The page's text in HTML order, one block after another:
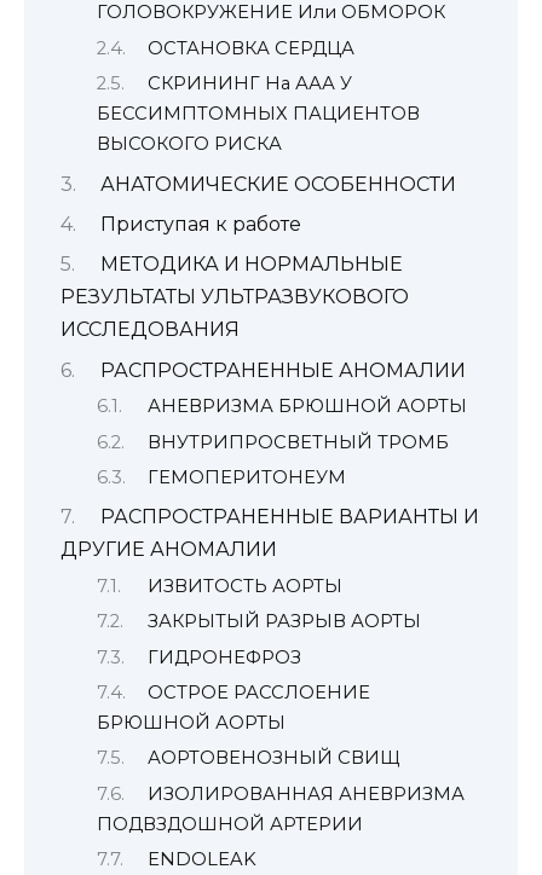
ГОЛОВОКРУЖЕНИЕ Или ОБМОРОК
ОСТАНОВКА СЕРДЦА
СКРИНИНГ На ААА У
БЕССИМПТОМНЫХ ПАЦИЕНТОВ
ВЫСОКОГО РИСКА
АНАТОМИЧЕСКИЕ ОСОБЕННОСТИ
Приступая к работе
МЕТОДИКА И НОРМАЛЬНЫЕ
РЕЗУЛЬТАТЫ УЛЬТРАЗВУКОВОГО
ИССЛЕДОВАНИЯ
РАСПРОСТРАНЕННЫЕ АНОМАЛИИ
АНЕВРИЗМА БРЮШНОЙ АОРТЫ
ВНУТРИПРОСВЕТНЫЙ ТРОМБ
ГЕМОПЕРИТОНЕУМ
РАСПРОСТРАНЕННЫЕ ВАРИАНТЫ И
ДРУГИЕ АНОМАЛИИ
ИЗВИТОСТЬ АОРТЫ
ЗАКРЫТЫЙ РАЗРЫВ АОРТЫ
ГИДРОНЕФРОЗ
ОСТРОЕ РАССЛОЕНИЕ
БРЮШНОЙ АОРТЫ
АОРТОВЕНОЗНЫЙ СВИЩ
ИЗОЛИРОВАННАЯ АНЕВРИЗМА
ПОДВЗДОШНОЙ АРТЕРИИ
ENDOLEAK